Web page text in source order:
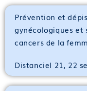
Prévention et
gynécologiques et
cancers de la
Distanciel 21, 22